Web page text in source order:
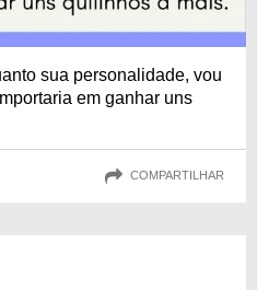
sua personalidade, vou
em ganhar uns
COMPARTILHAR